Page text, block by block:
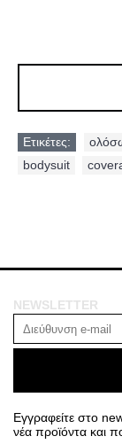
Ετικέτες:
bodysuit
NEWSLETTER
Εγγραφείτε στο
νέα προϊόντα και